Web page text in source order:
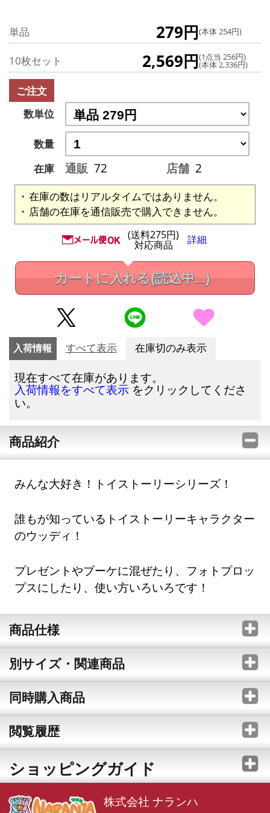
単品 279円(本体 254円)
10枚セット 2,569円(1点当 256円)
(本体 2,336円)
ご注文
数単位
数量
在庫
通販 72 店舗 2
在庫の数はリアルタイムではありません。
店舗の在庫を通信販売で購入できません。
(送料275円)
対応商品 詳細
カートに入れる(読込中...)
入荷情報 すべて表示 在庫切のみ表示
現在すべて在庫があります。
入荷情報をすべて表示 をクリックしてくださ
い。
商品紹介
みんな大好き！トイストーリーシリーズ！
誰もが知っているトイストーリーキャラクター
のウッディ！
プレゼントやブーケに混ぜたり、フォトプロッ
プスにしたり、使い方いろいろです！
商品仕様
別サイズ・関連商品
同時購入商品
閲覧履歴
ショッピングガイド
株式会社 ナランハ